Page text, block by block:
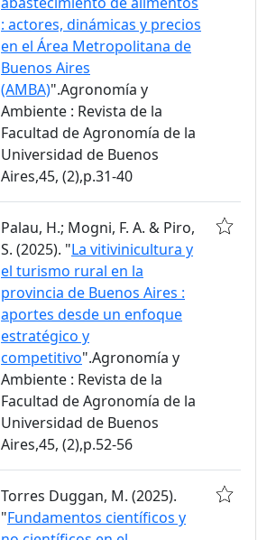
: actores, dinámicas y precios
en el Área Metropolitana de
Buenos Aires
(AMBA)".Agronomía y
Ambiente : Revista de la
Facultad de Agronomía de la
Universidad de Buenos
Aires,45, (2),p.31-40
Palau, H.; Mogni, F. A. & Piro,
S. (2025). "La vitivinicultura y
el turismo rural en la
provincia de Buenos Aires :
aportes desde un enfoque
estratégico y
competitivo".Agronomía y
Ambiente : Revista de la
Facultad de Agronomía de la
Universidad de Buenos
Aires,45, (2),p.52-56
Torres Duggan, M. (2025).
"Fundamentos científicos y